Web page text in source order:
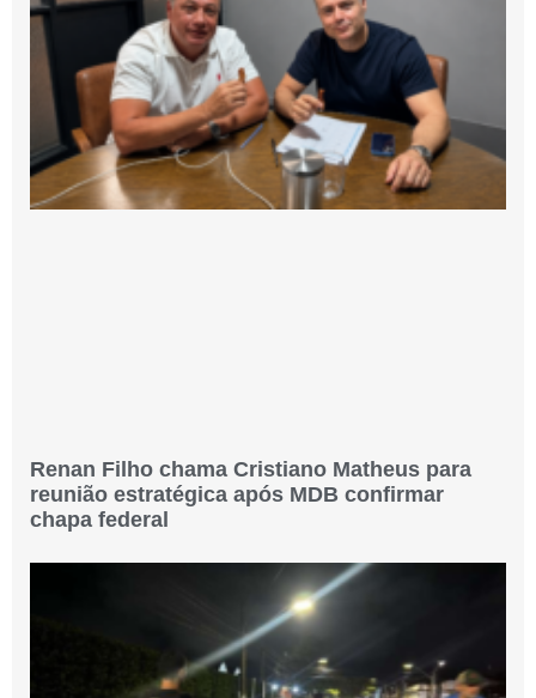
Renan Filho chama Cristiano Matheus para
reunião estratégica após MDB confirmar
chapa federal